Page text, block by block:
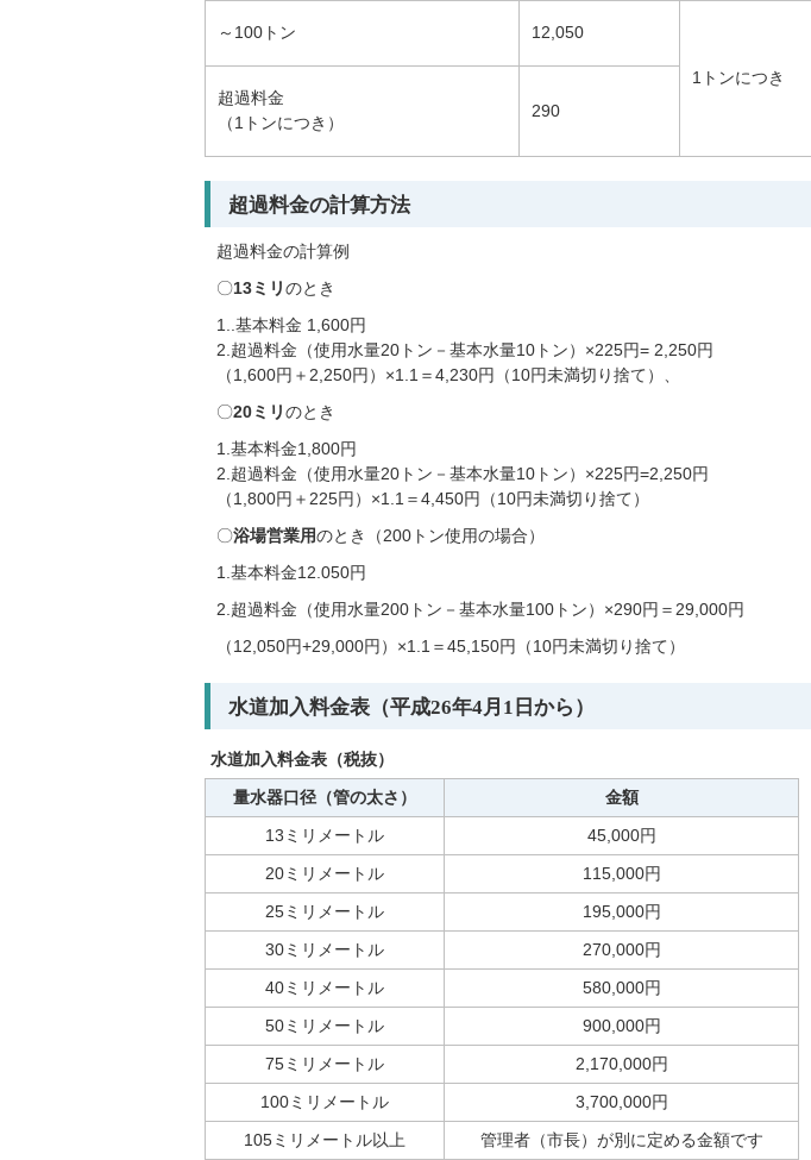
～100トン 12,050
1トンにつき
超過料金
（1トンにつき）
290
超過料金の計算方法
超過料金の計算例
〇13ミリのとき
1..基本料金 1,600円
2.超過料金（使用水量20トン－基本水量10トン）×225円= 2,250円
（1,600円＋2,250円）×1.1＝4,230円（10円未満切り捨て）、
〇20ミリのとき
1.基本料金1,800円
2.超過料金（使用水量20トン－基本水量10トン）×225円=2,250円
（1,800円＋225円）×1.1＝4,450円（10円未満切り捨て）
〇浴場営業用のとき（200トン使用の場合）
1.基本料金12.050円
2.超過料金（使用水量200トン－基本水量100トン）×290円＝29,000円
（12,050円+29,000円）×1.1＝45,150円（10円未満切り捨て）
水道加入料金表（平成26年4月1日から）
水道加入料金表（税抜）
量水器口径（管の太さ）
金額
13ミリメートル
45,000円
20ミリメートル
115,000円
25ミリメートル
195,000円
30ミリメートル
270,000円
40ミリメートル
580,000円
50ミリメートル
900,000円
75ミリメートル
2,170,000円
100ミリメートル
3,700,000円
105ミリメートル以上
管理者（市長）が別に定める金額です